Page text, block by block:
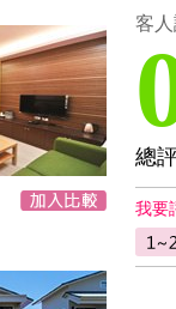
客
總
我要